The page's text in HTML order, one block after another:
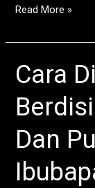
Read More »
Cara
Dan
Cara
Didik
Anak
Tanpa
Marah
Dan